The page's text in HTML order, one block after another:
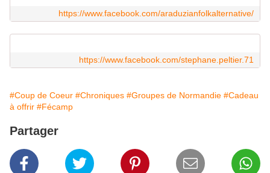
https://www.facebook.com/araduzianfolkalternative/
https://www.facebook.com/stephane.peltier.71
#Coup de Coeur #Chroniques #Groupes de Normandie #Cadeau
à offrir #Fécamp
Partager